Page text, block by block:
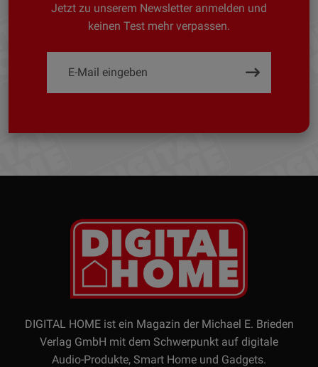
Jetzt zu unserem Newsletter anmelden und
keinen Test mehr verpassen.
DIGITAL HOME ist ein Magazin der Michael E. Brieden
Verlag GmbH mit dem Schwerpunkt auf digitale
Audio-Produkte, Smart Home und Gadgets.